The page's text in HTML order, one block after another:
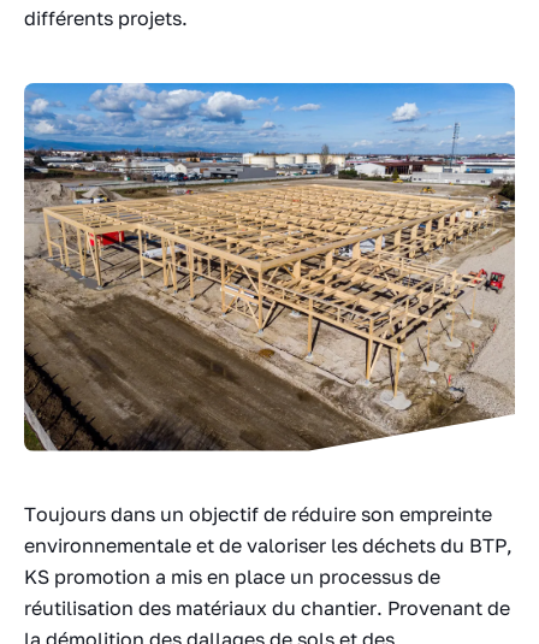
différents projets.
Toujours dans un objectif de réduire son empreinte
environnementale et de valoriser les déchets du BTP,
KS promotion a mis en place un processus de
réutilisation des matériaux du chantier. Provenant de
la démolition des dallages de sols et des